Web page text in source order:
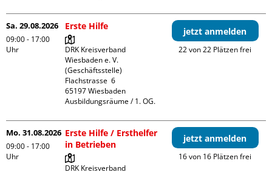
Sa. 29.08.2026
09:00 - 17:00
Uhr
Erste Hilfe
DRK Kreisverband
Wiesbaden e. V.
(Geschäftsstelle)
Flachstrasse  6
65197 Wiesbaden
Ausbildungsräume / 1. OG.
jetzt anmelden
22 von 22 Plätzen frei
Mo. 31.08.2026
09:00 - 17:00
Uhr
Erste Hilfe / Ersthelfer
in Betrieben
DRK Kreisverband
jetzt anmelden
16 von 16 Plätzen frei